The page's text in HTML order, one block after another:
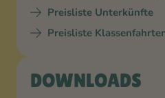
Preisliste Unterkünfte
Preisliste
DOWNLOADS